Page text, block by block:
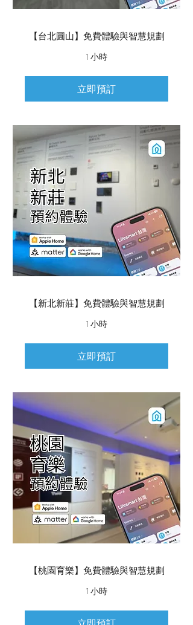
【台北圓山】免費體驗與智慧規劃
1 小時
立即預訂
【新北新莊】免費體驗與智慧規劃
1 小時
立即預訂
【桃園育樂】免費體驗與智慧規劃
1 小時
立即預訂